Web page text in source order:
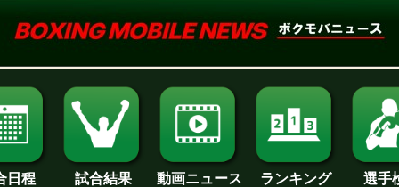
日程 試合結果 動画ニュース ランキング 選手